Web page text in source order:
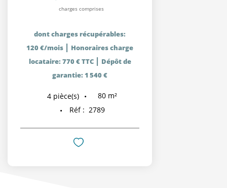
charges comprises
dont charges récupérables:
120 €/mois | Honoraires charge
locataire: 770 € TTC | Dépôt de
garantie: 1 540 €
4 pièce(s) 80 m²
Réf : 2789